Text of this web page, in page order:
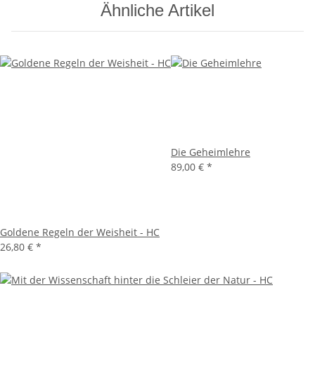
Ähnliche Artikel
Goldene Regeln der Weisheit - HC
26,80 € *
Die Geheimlehre
89,00 € *